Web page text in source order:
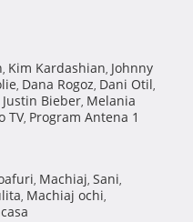
, Kim Kardashian, Johnny
, Dana Rogoz, Dani Otil,
Justin Bieber, Melania
TV, Program Antena 1
, Machiaj, Sani,
, Machiaj ochi,